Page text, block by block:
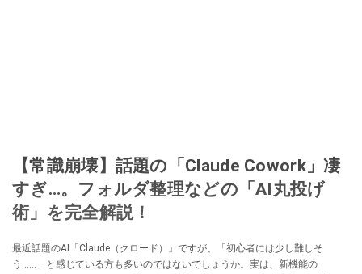
【常識崩壊】話題の「Claude Cowork」凄
すぎ…。フォルダ整理などの「AI丸投げ
術」を完全解説！
最近話題のAI「Claude（クロード）」ですが、「初心者には少し難しそ
う……」と感じている方も多いのではないでしょうか。実は、新機能の